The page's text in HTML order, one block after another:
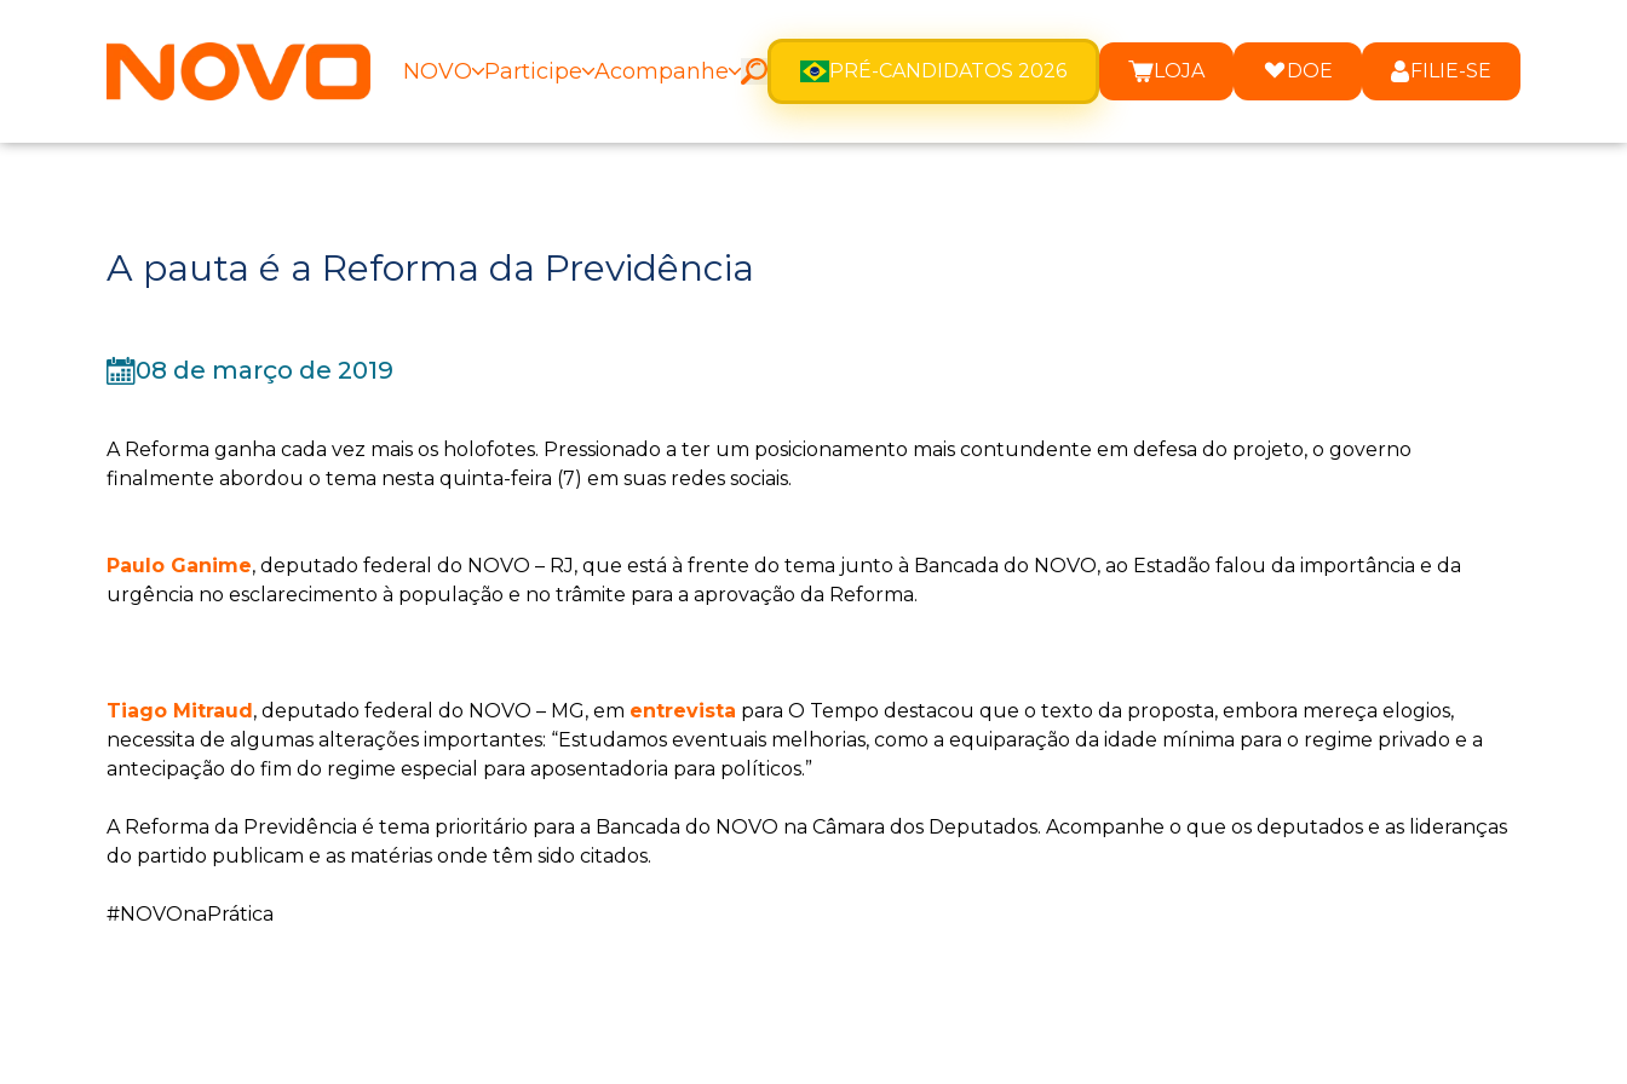
NOVO Participe Acompanhe PRÉ-CANDIDATOS 2026 LOJA DOE FILIE-SE
A pauta é a Reforma da Previdência
08 de março de 2019
A Reforma ganha cada vez mais os holofotes. Pressionado a ter um posicionamento mais contundente em defesa do projeto, o governo
finalmente abordou o tema nesta quinta-feira (7) em suas redes sociais.
Paulo Ganime, deputado federal do NOVO – RJ, que está à frente do tema junto à Bancada do NOVO, ao Estadão falou da importância e da
urgência no esclarecimento à população e no trâmite para a aprovação da Reforma.
Tiago Mitraud, deputado federal do NOVO – MG, em entrevista para O Tempo destacou que o texto da proposta, embora mereça elogios,
necessita de algumas alterações importantes: “Estudamos eventuais melhorias, como a equiparação da idade mínima para o regime privado e a
antecipação do fim do regime especial para aposentadoria para políticos.”
A Reforma da Previdência é tema prioritário para a Bancada do NOVO na Câmara dos Deputados. Acompanhe o que os deputados e as lideranças
do partido publicam e as matérias onde têm sido citados.
#NOVOnaPrática